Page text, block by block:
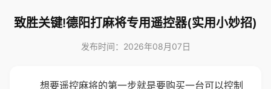
致胜关键!德阳打麻将专用遥控器(实用小妙招)
发布时间：2026年08月07日
想要遥控麻将的第一步就是要购买一台可以控制